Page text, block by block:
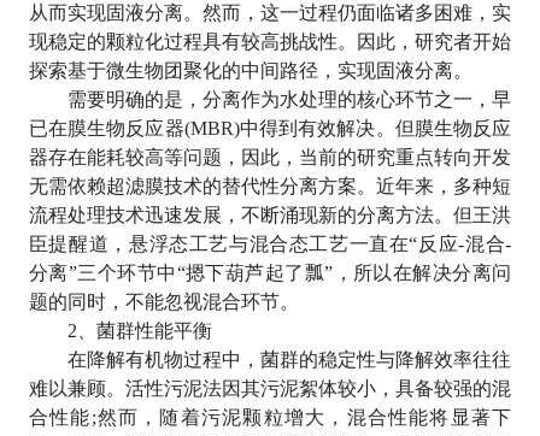
从而实现固液分离。然而，这一过程仍面临诸多困难，实
现稳定的颗粒化过程具有较高挑战性。因此，研究者开始
探索基于微生物团聚化的中间路径，实现固液分离。
需要明确的是，分离作为水处理的核心环节之一，早
已在膜生物反应器(MBR)中得到有效解决。但膜生物反应
器存在能耗较高等问题，因此，当前的研究重点转向开发
无需依赖超滤膜技术的替代性分离方案。近年来，多种短
流程处理技术迅速发展，不断涌现新的分离方法。但王洪
臣提醒道，悬浮态工艺与混合态工艺一直在“反应-混合-
分离”三个环节中“摁下葫芦起了瓢” ，所以在解决分离问
题的同时，不能忽视混合环节。
2 、菌群性能平衡
在降解有机物过程中，菌群的稳定性与降解效率往往
难以兼顾。活性污泥法因其污泥絮体较小，具备较强的混
合性能;然而，随着污泥颗粒增大，混合性能将显著下